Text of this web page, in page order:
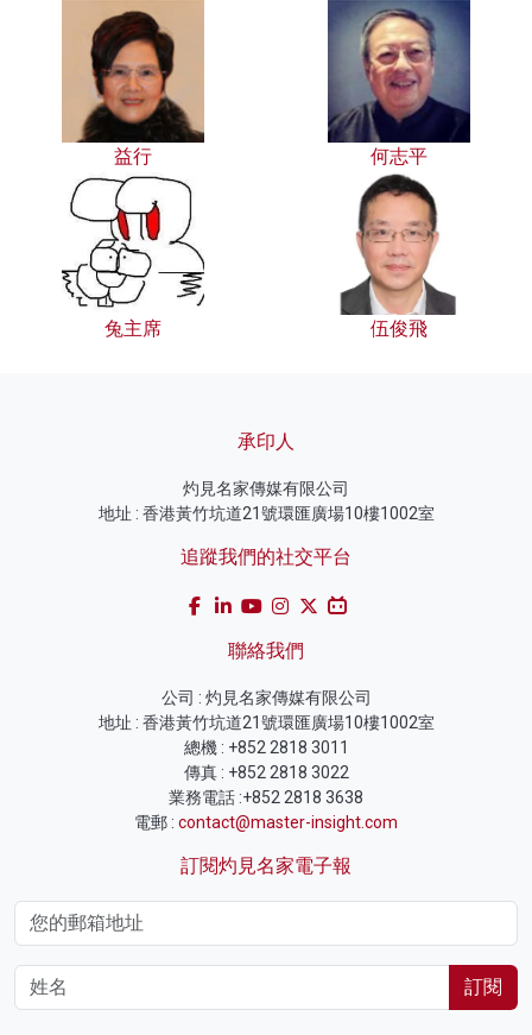
益行 何志平
兔主席 伍俊飛
承印人
灼見名家傳媒有限公司
地址 : 香港黃竹坑道21號環匯廣場10樓1002室
追蹤我們的社交平台
聯絡我們
公司 : 灼見名家傳媒有限公司
地址 : 香港黃竹坑道21號環匯廣場10樓1002室
總機 : +852 2818 3011
傳真 : +852 2818 3022
業務電話 :+852 2818 3638
電郵 : contact@master-insight.com
訂閱灼見名家電子報
訂閱